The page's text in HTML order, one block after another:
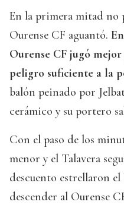
En la primera mitad no
Ourense CF aguantó.
Ourense CF jugó
peligro suficiente a la
balón peinado por
cerámico y su portero
Con el paso de los
menor y el Talavera
descuento estrellaron
descender al Ourense